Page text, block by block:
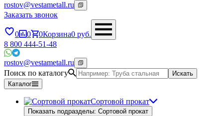
rostov@vestametall.ru
Заказать звонок
0 0 0Корзина0 руб.
8 800 444-51-48
rostov@vestametall.ru
Поиск по каталогу
Искать
Каталог
Сортовой прокат
Показать подразделы: Сортовой прокат